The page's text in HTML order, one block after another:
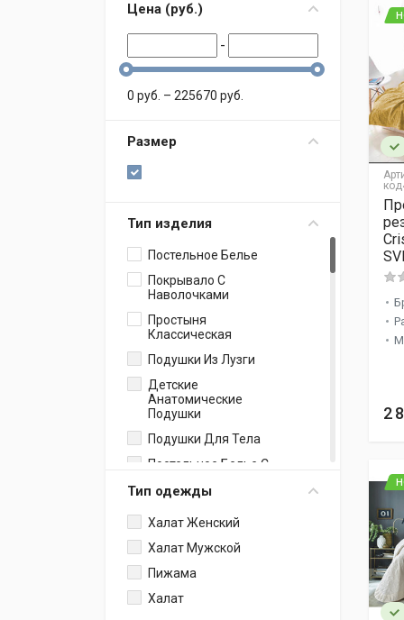
Цена (pуб.)
-
0 pуб. – 225670 pуб.
Размер
Тип изделия
Постельное Белье
Покрывало С
Наволочками
Простыня
Классическая
Подушки Из Лузги
Детские
Анатомические
Подушки
Подушки Для Тела
Постельное Белье С
Подушка
Простыня
Классическая +
Наволочки
Полотенца Для Пляжа
Тип одежды
Халат Женский
Халат Мужской
Пижама
Халат
2